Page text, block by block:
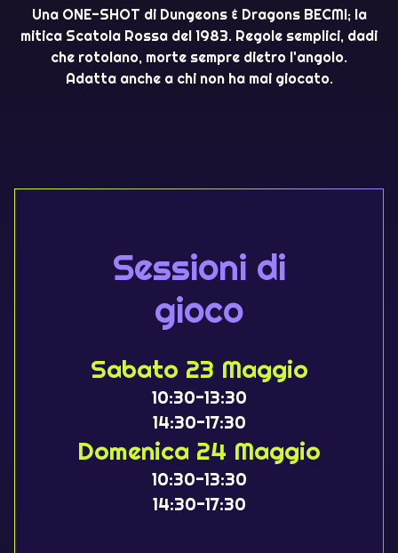
Una ONE-SHOT di Dungeons & Dragons BECMI; la
mitica Scatola Rossa del 1983. Regole semplici, dadi
che rotolano, morte sempre dietro l'angolo.
Adatta anche a chi non ha mai giocato.
Sessioni di
gioco
Sabato 23 Maggio
10:30-13:30
14:30-17:30
Domenica 24 Maggio
10:30-13:30
14:30-17:30